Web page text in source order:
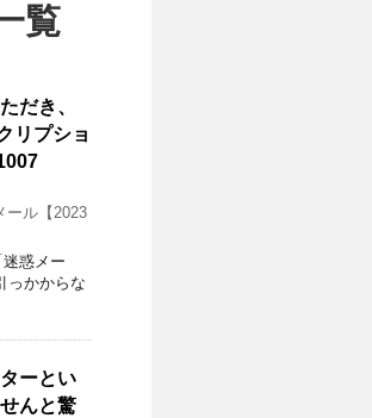
覧
だき、
リプショ
ール【2023
惑メー
っかからな
ーとい
んと驚